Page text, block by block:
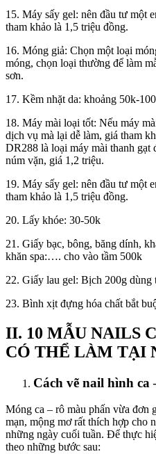
15. Máy sấy gel: nên đầu tư một
tham khảo là 1,5 triệu đồng.
16. Móng giả: Chọn một loại
móng, chọn loại thường để làm
sơn.
17. Kềm nhặt da: khoảng 50k-
18. Máy mài loại tốt: Nếu máy
dịch vụ mà lại dễ làm, giá tham
DR288 là loại máy mài thanh gạt
núm vặn, giá 1,2 triệu.
19. Máy sấy gel: nên đầu tư một
tham khảo là 1,5 triệu đồng.
20. Lấy khóe: 30-50k
21. Giấy bạc, bông, băng dính,
khăn spa:…. cho vào tầm 500k
22. Giấy lau gel: Bịch 200g dùng
23. Bình xịt đựng hóa chất bắt
II. 10 MẪU NAILS
CÓ THỂ LÀM TẠI
Cách vẽ nail hình ca
Móng ca – rô màu phấn vừa đơn
mạn, mộng mơ rất thích hợp cho
những ngày cuối tuần. Để thực
theo những bước sau: